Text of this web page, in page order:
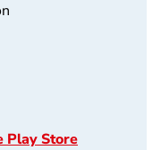
Play Store